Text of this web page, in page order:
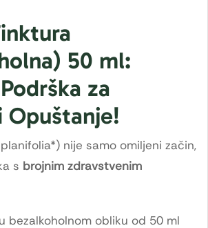
50 ml:
za
Opuštanje!
nije samo omiljeni začin,
s brojnim zdravstvenim
bezalkoholnom obliku od 50 ml